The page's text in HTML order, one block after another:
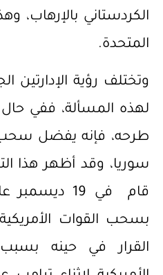
الكردستاني بالإرهاب،
المتحدة.
وتختلف رؤية الإدارتين
لهذه المسألة، ففي
طرحه، فإنه يفضل سحب
سوريا، وقد أظهر هذا
بسحب القوات
القرار في حينه